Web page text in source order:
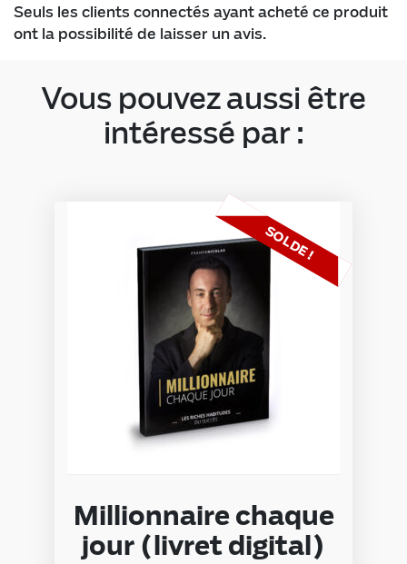
Seuls les clients connectés ayant acheté ce produit
ont la possibilité de laisser un avis.
Vous pouvez aussi être
intéressé par :
SOLDE !
Millionnaire chaque
jour (livret digital)